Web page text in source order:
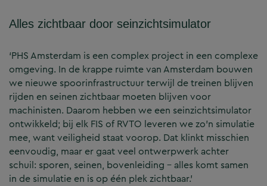
Alles zichtbaar door seinzichtsimulator
‘PHS Amsterdam is een complex project in een complexe
omgeving. In de krappe ruimte van Amsterdam bouwen
we nieuwe spoorinfrastructuur terwijl de treinen blijven
rijden en seinen zichtbaar moeten blijven voor
machinisten. Daarom hebben we een seinzichtsimulator
ontwikkeld; bij elk FIS of RVTO leveren we zo’n simulatie
mee, want veiligheid staat voorop. Dat klinkt misschien
eenvoudig, maar er gaat veel ontwerpwerk achter
schuil: sporen, seinen, bovenleiding – alles komt samen
in de simulatie en is op één plek zichtbaar.’